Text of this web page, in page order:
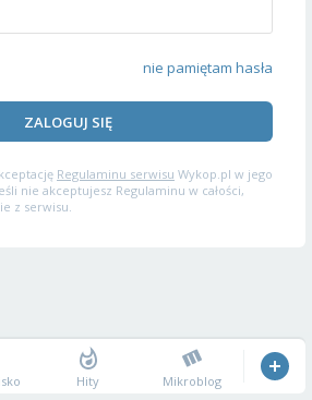
nie pamiętam hasła
ZALOGUJ SIĘ
Regulaminu serwisu Wykop.pl w jego
nie akceptujesz Regulaminu w całości,
z serwisu.
Hity Mikroblog